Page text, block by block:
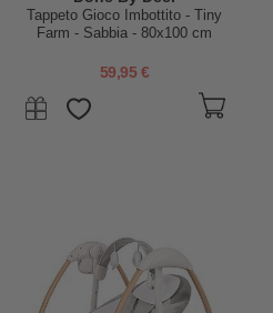
Tappeto Gioco Imbottito - Tiny
Farm - Sabbia - 80x100 cm
59,95 €